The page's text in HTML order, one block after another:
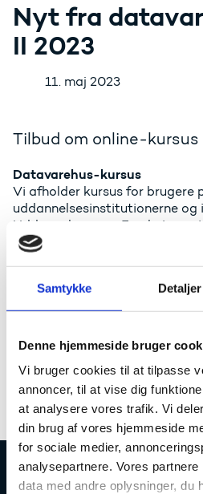
Samtykke Detaljer
Denne hjemmeside bruger
Vi bruger cookies til at tilpasse
annoncer, til at vise dig
at analysere vores trafik. Vi
din brug af vores hjemmeside
for sociale medier,
analysepartnere. Vores
data med andre oplysninger, du
Nyt fra
II 2023
11. maj 2023
Tilbud om online-kursus
Datavarehus-kursus
Vi afholder kursus for brugere
uddannelsesinstitutionerne og
Uddannelses- og
juni kl. 12-16. Deltagelsen i et
forudsætning for at få adgang
uddannelsesinstitution, email
kunne modtage flash-sms,
fastnet). Af hensyn til den
brugeroprettelse hos
tilmeldingsfristen overholdes.